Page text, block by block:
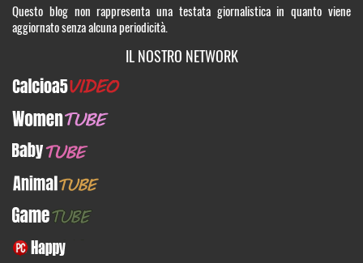
Questo blog non rappresenta una testata giornalistica in quanto viene
aggiornato senza alcuna periodicità.
IL NOSTRO NETWORK